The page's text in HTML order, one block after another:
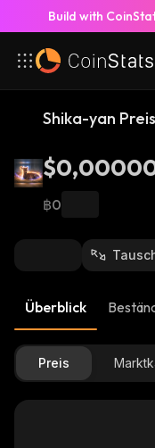
Build with
Shika-yan Preis
7
฿0
Überblick
Preis